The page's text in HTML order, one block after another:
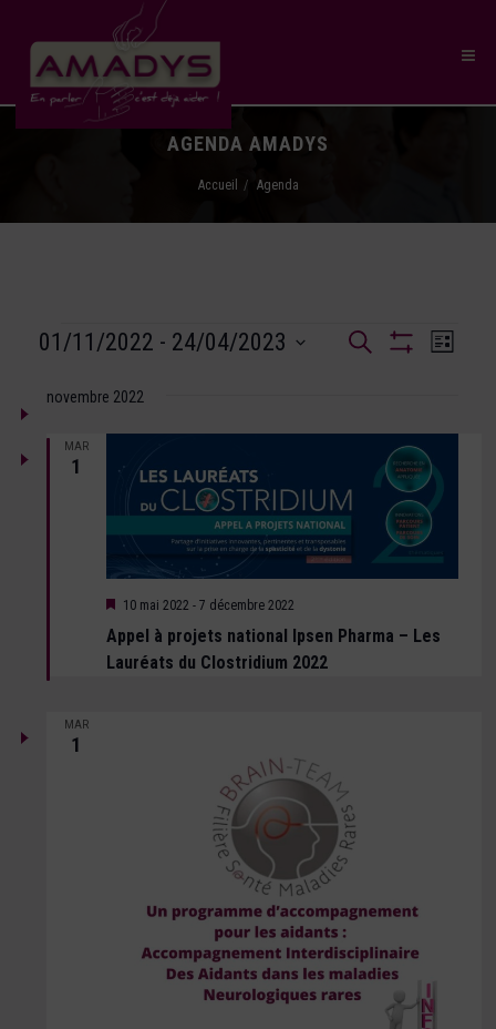
AGENDA AMADYS
Accueil Agenda
Recherche
vues
Évènements
Recherche
Liste
01/11/2022 - 24/04/2023
UNE
novembre 2022
MAR
1
Appel à projets national Ipsen Pharma – Les
Lauréats du Clostridium 2022
Mis
avant
10 mai 2022 - 7 décembre 2022
MAR
1